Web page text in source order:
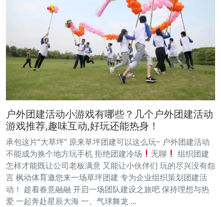
户外团建活动小游戏有哪些？几个户外团建活动
游戏推荐,趣味互动,好玩还能热身！
承包这片“大草坪” 原来草坪团建可以这么玩~ 户外团建活动
不能成为换个地方玩手机 拒绝团建冷场
无聊
组织团建
怎样才能既让公司老板满意 又能让小伙伴们 玩的尽兴没有怨
言 枫动体育邀您来一场草坪团建 专为企业组织策划团建活
动！ 趁着春意融融 开启一场团队建设之旅吧 保持理想与热
爱 一起奔赴星辰大海 一、气球舞龙 …